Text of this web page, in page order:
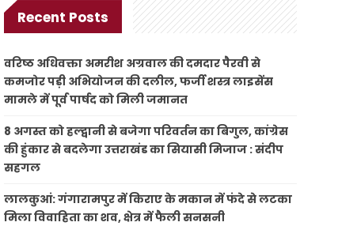
Recent Posts
वरिष्ठ अधिवक्ता अमरीश अग्रवाल की दमदार पैरवी से
कमजोर पड़ी अभियोजन की दलील, फर्जी शस्त्र लाइसेंस
मामले में पूर्व पार्षद को मिली जमानत
8 अगस्त को हल्द्वानी से बजेगा परिवर्तन का बिगुल, कांग्रेस
की हुंकार से बदलेगा उत्तराखंड का सियासी मिजाज : संदीप
सहगल
लालकुआं: गंगारामपुर में किराए के मकान में फंदे से लटका
मिला विवाहिता का शव, क्षेत्र में फैली सनसनी